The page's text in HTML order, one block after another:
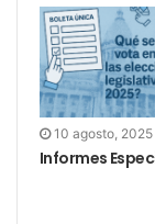
la sede del
sindicatos
el nuevo
Cristina
poder, pero
para la
Constitución,
10 agosto, 2025
Informes